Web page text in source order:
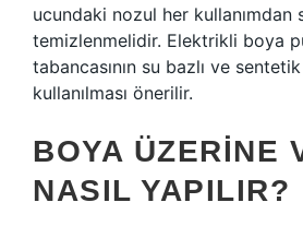
ucundaki nozul her kullanımdan
temizlenmelidir. Elektrikli boya
tabancasının su bazlı ve
kullanılması önerilir.
BOYA ÜZERINE
NASIL YAPILIR?